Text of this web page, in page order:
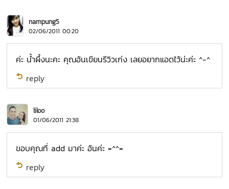
nampung5
02/06/2011 00:20
ค่ะ น้ำผึ้งนะคะ คุณอ้นเขียนรีวิวเก่ง เลยอยากแอดไว้น่ะค่ะ ^-^
reply
liloo
01/06/2011 21:38
ขอบคุณที่ add มาค่ะ อ้นค่ะ =^^=
reply